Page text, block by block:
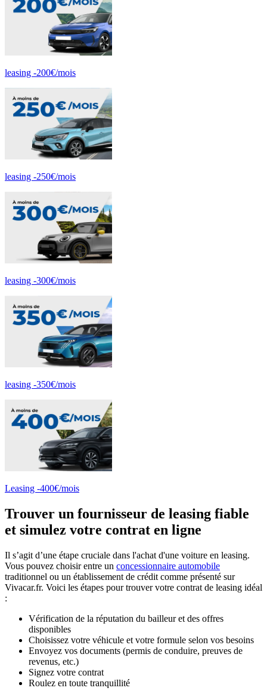
leasing -200€/mois
leasing -250€/mois
leasing -300€/mois
leasing -350€/mois
Leasing -400€/mois
Trouver un fournisseur de leasing fiable
et simulez votre contrat en ligne
Il s’agit d’une étape cruciale dans l'achat d'une voiture en leasing.
Vous pouvez choisir entre un concessionnaire automobile
traditionnel ou un établissement de crédit comme présenté sur
Vivacar.fr. Voici les étapes pour trouver votre contrat de leasing idéal
:
Vérification de la réputation du bailleur et des offres
disponibles
Choisissez votre véhicule et votre formule selon vos besoins
Envoyez vos documents (permis de conduire, preuves de
revenus, etc.)
Signez votre contrat
Roulez en toute tranquillité